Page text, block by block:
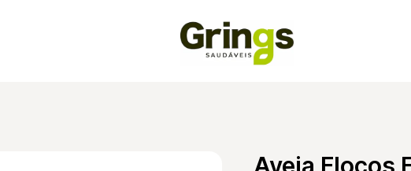
Aveia Flocos